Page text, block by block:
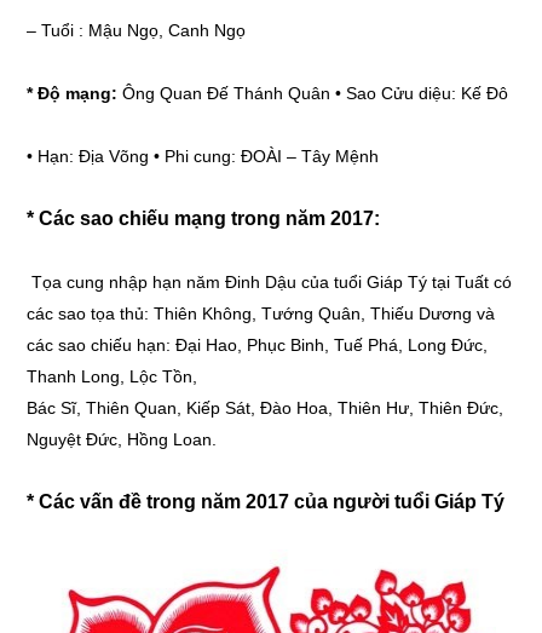
– Tuổi : Mậu Ngọ, Canh Ngọ
* Độ mạng: Ông Quan Đế Thánh Quân • Sao Cửu diệu: Kế Đô
• Hạn: Địa Võng • Phi cung: ĐOÀI – Tây Mệnh
* Các sao chiếu mạng trong năm 2017:
Tọa cung nhập hạn năm Đinh Dậu của tuổi Giáp Tý tại Tuất có
các sao tọa thủ: Thiên Không, Tướng Quân, Thiếu Dương và
các sao chiếu hạn: Đại Hao, Phục Binh, Tuế Phá, Long Đức,
Thanh Long, Lộc Tồn,
Bác Sĩ, Thiên Quan, Kiếp Sát, Đào Hoa, Thiên Hư, Thiên Đức,
Nguyệt Đức, Hồng Loan.
* Các vấn đề trong năm 2017 của người tuổi Giáp Tý